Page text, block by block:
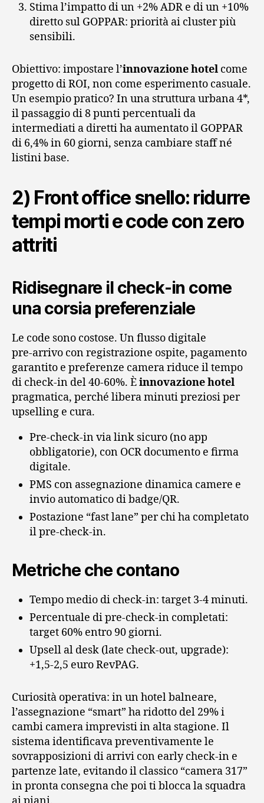
Stima l’impatto di un +2% ADR e di un +10%
diretto sul GOPPAR: priorità ai cluster più
sensibili.
Obiettivo: impostare l’innovazione hotel come
progetto di ROI, non come esperimento casuale.
Un esempio pratico? In una struttura urbana 4*,
il passaggio di 8 punti percentuali da
intermediati a diretti ha aumentato il GOPPAR
di 6,4% in 60 giorni, senza cambiare staff né
listini base.
2) Front office snello: ridurre
tempi morti e code con zero
attriti
Ridisegnare il check‑in come
una corsia preferenziale
Le code sono costose. Un flusso digitale
pre‑arrivo con registrazione ospite, pagamento
garantito e preferenze camera riduce il tempo
di check‑in del 40‑60%. Èinnovazione hotel
pragmatica, perché libera minuti preziosi per
upselling e cura.
Pre‑check‑in via link sicuro (no app
obbligatorie), con OCR documento e firma
digitale.
PMS con assegnazione dinamica camere e
invio automatico di badge/QR.
Postazione “fast lane” per chi ha completato
il pre‑check‑in.
Metriche che contano
Tempo medio di check‑in: target 3‑4 minuti.
Percentuale di pre‑check‑in completati:
target 60% entro 90 giorni.
Upsell al desk (late check‑out, upgrade):
+1,5‑2,5 euro RevPAG.
Curiosità operativa: in un hotel balneare,
l’assegnazione “smart” ha ridotto del 29% i
cambi camera imprevisti in alta stagione. Il
sistema identificava preventivamente le
sovrapposizioni di arrivi con early check‑in e
partenze late, evitando il classico “camera 317”
in pronta consegna che poi ti blocca la squadra